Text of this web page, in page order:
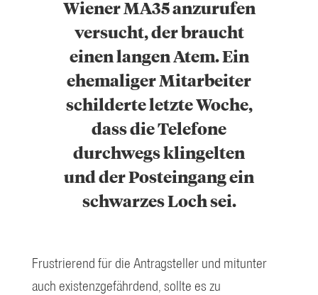
Wiener MA35 anzurufen
versucht, der braucht
einen langen Atem. Ein
ehemaliger Mitarbeiter
schilderte letzte Woche,
dass die Telefone
durchwegs klingelten
und der Posteingang ein
schwarzes Loch sei.
Frustrierend für die Antragsteller und mitunter
auch existenzgefährdend, sollte es zu